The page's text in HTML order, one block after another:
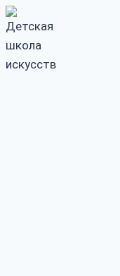
Перейти
к
содержимому